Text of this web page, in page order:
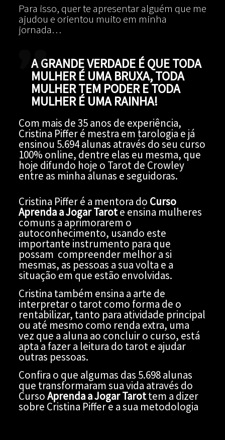
Para isso, quer te apresentar alguém que me
ajudou e orientou muito em minha
jornada…
A GRANDE VERDADE É QUE TODA
MULHER É UMA BRUXA, TODA
MULHER TEM PODER E TODA
MULHER É UMA RAINHA!
Com mais de 35 anos de experiência,
Cristina Piffer é mestra em tarologia e já
ensinou 5.694 alunas através do seu curso
100% online, dentre elas eu mesma, que
hoje difundo hoje o Tarot de Crowley
entre as minha alunas e seguidoras.
Cristina Piffer é a mentora do Curso
Aprenda a Jogar Tarote ensina mulheres
comuns a aprimorarem o
autoconhecimento, usando este
importante instrumento para que
possam compreender melhor a si
mesmas, as pessoas a sua volta e a
situação em que estão envolvidas.
Cristina também ensina a arte de
interpretar o tarot como forma de o
rentabilizar, tanto para atividade principal
ou até mesmo como renda extra, uma
vez que a aluna ao concluir o curso, está
apta a fazer a leitura do tarot e ajudar
outras pessoas.
Confira o que algumas das 5.698 alunas
que transformaram sua vida através do
CursoAprenda a Jogar Tarottem a dizer
sobre Cristina Piffer e a sua metodologia